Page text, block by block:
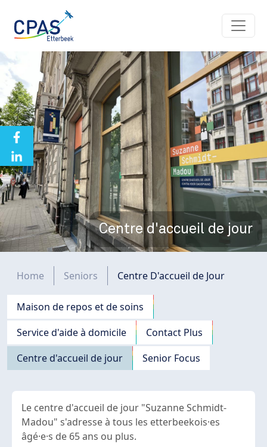
Centre d'accueil de jour
Fil d'Ariane
Home Seniors Centre D'accueil de Jour
Navigation principale
Maison de repos et de soins
Service d'aide à domicile
Contact Plus
Centre d'accueil de jour
Senior Focus
Le centre d'accueil de jour "Suzanne Schmidt-
Madou" s'adresse à tous les etterbeekois·es
âgé·e·s de 65 ans ou plus.